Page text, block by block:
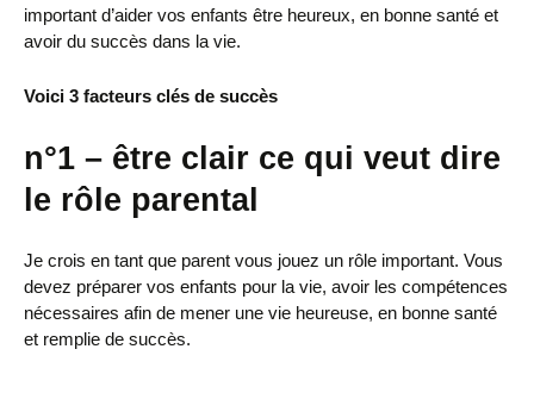
important d’aider vos enfants être heureux, en bonne santé et
avoir du succès dans la vie.
Voici 3 facteurs clés de succès
n°1 – être clair ce qui veut dire
le rôle parental
Je crois en tant que parent vous jouez un rôle important. Vous
devez préparer vos enfants pour la vie, avoir les compétences
nécessaires afin de mener une vie heureuse, en bonne santé
et remplie de succès.